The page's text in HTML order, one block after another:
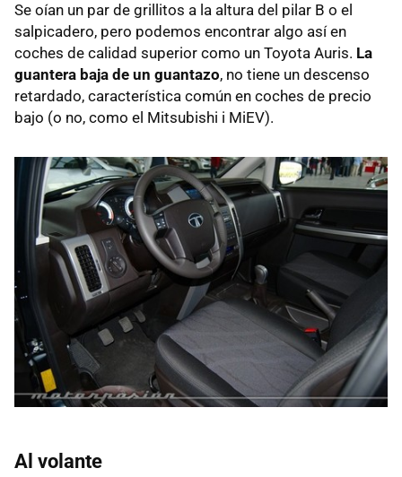
Se oían un par de grillitos a la altura del pilar B o el
salpicadero, pero podemos encontrar algo así en
coches de calidad superior como un Toyota Auris. La
guantera baja de un guantazo, no tiene un descenso
retardado, característica común en coches de precio
bajo (o no, como el Mitsubishi i MiEV).
Al volante